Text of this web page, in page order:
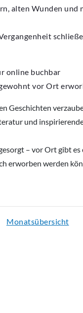
alten Wunden und
online buchbar
vor Ort
Geschichten
und
– vor Ort gibt es
erworben werden
Monatsübersicht